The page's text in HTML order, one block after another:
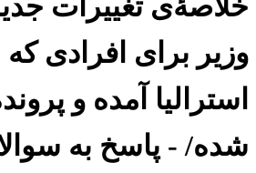
خلاصهٔ‌ی تغییرات
وزیر برای افرادی که
استرالیا آمده و
شده/ - پاسخ به